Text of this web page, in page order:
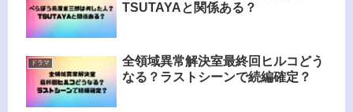
TSUTAYAと関係ある？
ドラマ
全領域異常解決室最終回ヒルコどう
なる？ラストシーンで続編確定？